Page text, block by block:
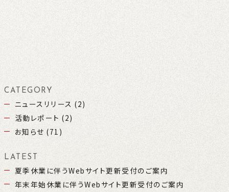
CATEGORY
ニュースリリース (2)
活動レポート (2)
お知らせ (71)
LATEST
夏季休業に伴うWebサイト更新受付のご案内
年末年始休業に伴うWebサイト更新受付のご案内